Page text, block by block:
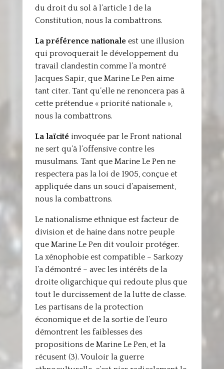
du droit du sol à l’article 1 de la
Constitution, nous la combattrons.
La préférence nationale est une illusion
qui provoquerait le développement du
travail clandestin comme l’a montré
Jacques Sapir, que Marine Le Pen aime
tant citer. Tant qu’elle ne renoncera pas à
cette prétendue « priorité nationale »,
nous la combattrons.
La laïcité invoquée par le Front national
ne sert qu’à l’offensive contre les
musulmans. Tant que Marine Le Pen ne
respectera pas la loi de 1905, conçue et
appliquée dans un souci d’apaisement,
nous la combattrons.
Le nationalisme ethnique est facteur de
division et de haine dans notre peuple
que Marine Le Pen dit vouloir protéger.
La xénophobie est compatible – Sarkozy
l’a démontré – avec les intérêts de la
droite oligarchique qui redoute plus que
tout le durcissement de la lutte de classe.
Les partisans de la protection
économique et de la sortie de l’euro
démontrent les faiblesses des
propositions de Marine Le Pen, et la
récusent (3). Vouloir la guerre